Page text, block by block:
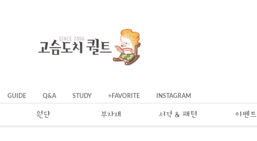
GUIDE Q&A STUDY +FAVORITE INSTAGRAM
원단 부자재 서적 & 패턴 이벤트